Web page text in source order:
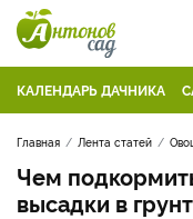
КАЛЕНДАРЬ ДАЧНИКА
Главная Лента статей
Чем
высадки в грунт